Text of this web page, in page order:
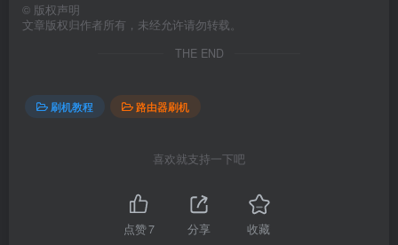
© 版权声明
文章版权归作者所有，未经允许请勿转载。
THE END
刷机教程 路由器刷机
喜欢就支持一下吧
点赞7 分享 收藏